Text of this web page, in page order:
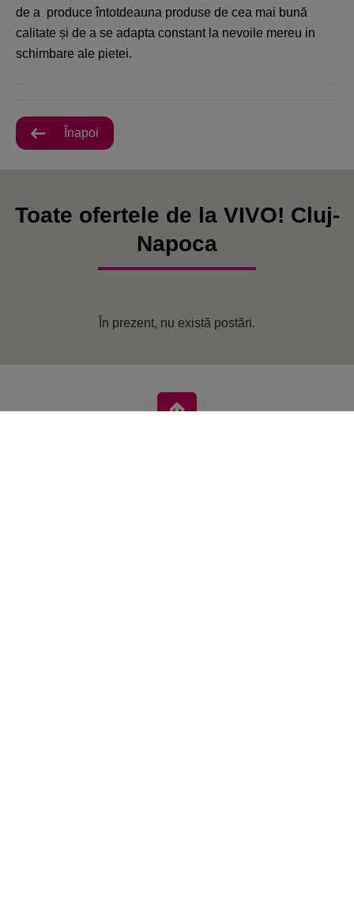
de a produce întotdeauna produse de cea mai bună
calitate și de a se adapta constant la nevoile mereu in
schimbare ale pietei.
Înapoi
Toate ofertele de la VIVO! Cluj-
Napoca
În prezent, nu există postări.